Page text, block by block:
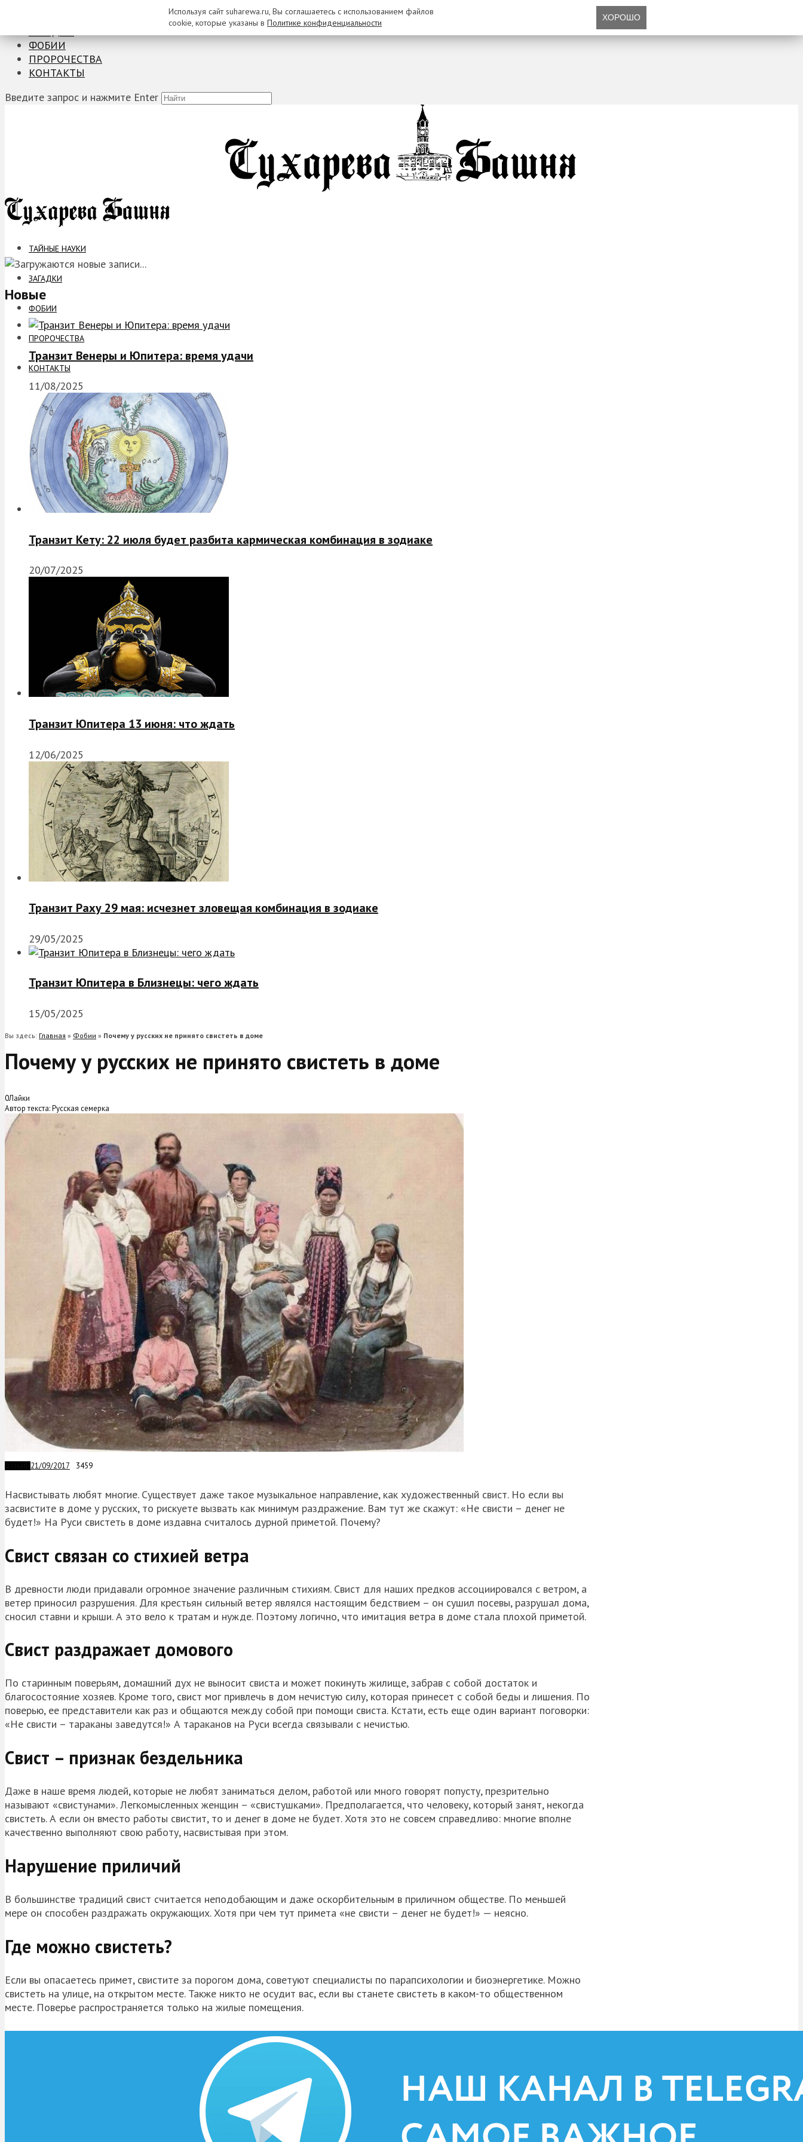
ФОБИИ
ПРОРОЧЕСТВА
КОНТАКТЫ
Введите запрос и нажмите Enter
ТАЙНЫЕ НАУКИ
ЗАГАДКИ
ФОБИИ
ПРОРОЧЕСТВА
КОНТАКТЫ
Новые
Транзит Венеры и Юпитера: время удачи
11/08/2025
Транзит Кету: 22 июля будет разбита кармическая комбинация в зодиаке
20/07/2025
Транзит Юпитера 13 июня: что ждать
12/06/2025
Транзит Раху 29 мая: исчезнет зловещая комбинация в зодиаке
29/05/2025
Транзит Юпитера в Близнецы: чего ждать
15/05/2025
Вы здесь: Главная » Фобии » Почему у русских не принято свистеть в доме
Почему у русских не принято свистеть в доме
0Лайки
Автор текста: Русская семерка
21/09/2017 3459
Насвистывать любят многие. Существует даже такое музыкальное направление, как художественный свист. Но если вы
засвистите в доме у русских, то рискуете вызвать как минимум раздражение. Вам тут же скажут: «Не свисти – денег не
будет!» На Руси свистеть в доме издавна считалось дурной приметой. Почему?
Свист связан со стихией ветра
В древности люди придавали огромное значение различным стихиям. Свист для наших предков ассоциировался с ветром, а
ветер приносил разрушения. Для крестьян сильный ветер являлся настоящим бедствием – он сушил посевы, разрушал дома,
сносил ставни и крыши. А это вело к тратам и нужде. Поэтому логично, что имитация ветра в доме стала плохой приметой.
Свист раздражает домового
По старинным поверьям, домашний дух не выносит свиста и может покинуть жилище, забрав с собой достаток и
благосостояние хозяев. Кроме того, свист мог привлечь в дом нечистую силу, которая принесет с собой беды и лишения. По
поверью, ее представители как раз и общаются между собой при помощи свиста. Кстати, есть еще один вариант поговорки:
«Не свисти – тараканы заведутся!» А тараканов на Руси всегда связывали с нечистью.
Свист – признак бездельника
Даже в наше время людей, которые не любят заниматься делом, работой или много говорят попусту, презрительно
называют «свистунами». Легкомысленных женщин – «свистушками». Предполагается, что человеку, который занят, некогда
свистеть. А если он вместо работы свистит, то и денег в доме не будет. Хотя это не совсем справедливо: многие вполне
качественно выполняют свою работу, насвистывая при этом.
Нарушение приличий
В большинстве традиций свист считается неподобающим и даже оскорбительным в приличном обществе. По меньшей
мере он способен раздражать окружающих. Хотя при чем тут примета «не свисти – денег не будет!» — неясно.
Где можно свистеть?
Если вы опасаетесь примет, свистите за порогом дома, советуют специалисты по парапсихологии и биоэнергетике. Можно
свистеть на улице, на открытом месте. Также никто не осудит вас, если вы станете свистеть в каком-то общественном
месте. Поверье распространяется только на жилые помещения.
Используя сайт suharewa.ru, Вы соглашаетесь с использованием файлов
cookie, которые указаны в Политике конфиденциальности ХОРОШО